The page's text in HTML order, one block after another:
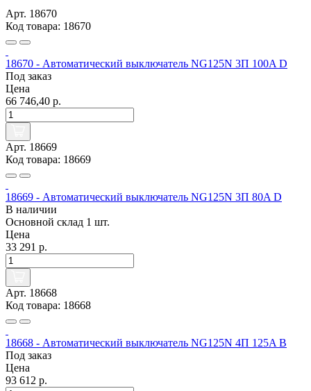
Арт. 18670
Код товара: 18670
18670 - Автоматический выключатель NG125N 3П 100A D
Под заказ
Цена
66 746,40 р.
Арт. 18669
Код товара: 18669
18669 - Автоматический выключатель NG125N 3П 80A D
В наличии
Основной склад 1 шт.
Цена
33 291 р.
Арт. 18668
Код товара: 18668
18668 - Автоматический выключатель NG125N 4П 125A B
Под заказ
Цена
93 612 р.